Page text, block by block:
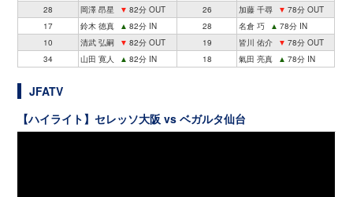
28
岡澤 昂星 ▼ 82分 OUT 26 加藤 千尋 ▼ 78分 OUT
17
鈴木 徳真 ▲ 82分 IN 28 名倉 巧 ▲ 78分 IN
10
清武 弘嗣 ▼ 82分 OUT 19 皆川 佑介 ▼ 78分 OUT
34
山田 寛人 ▲ 82分 IN 18 氣田 亮真 ▲ 78分 IN
JFATV
【ハイライト】セレッソ大阪 vs ベガルタ仙台